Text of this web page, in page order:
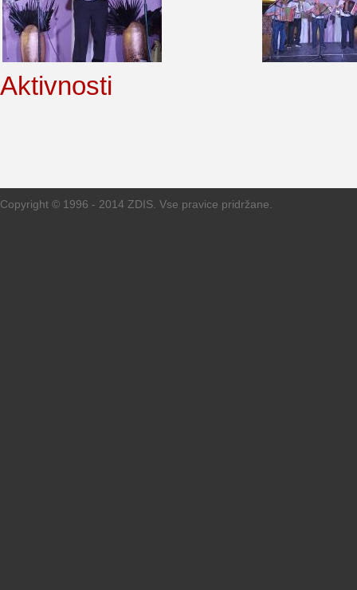
Aktivnosti
Copyright © 1996 - 2014 ZDIS. Vse pravice pridržane.